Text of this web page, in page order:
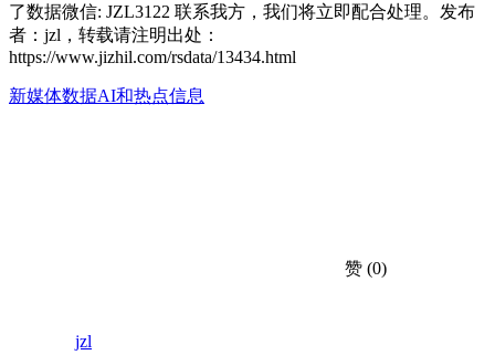
了数据微信: JZL3122 联系我方，我们将立即配合处理。发布
者：jzl，转载请注明出处：
https://www.jizhil.com/rsdata/13434.html
新媒体数据AI和热点信息
赞 (0)
jzl